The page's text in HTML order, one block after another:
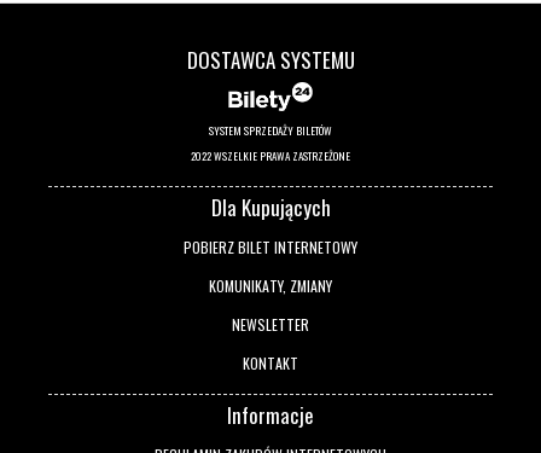
DOSTAWCA SYSTEMU
SYSTEM SPRZEDAŻY BILETÓW
2022 WSZELKIE PRAWA ZASTRZEŻONE
Dla Kupujących
POBIERZ BILET INTERNETOWY
KOMUNIKATY, ZMIANY
NEWSLETTER
KONTAKT
Informacje